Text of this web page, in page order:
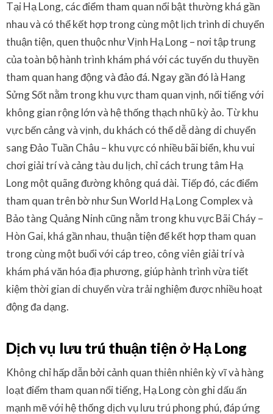
Tại Hạ Long, các điểm tham quan nổi bật thường khá gần
nhau và có thể kết hợp trong cùng một lịch trình di chuyển
thuận tiện, quen thuộc như Vịnh Hạ Long – nơi tập trung
của toàn bộ hành trình khám phá với các tuyến du thuyền
tham quan hang động và đảo đá. Ngay gần đó là Hang
Sửng Sốt nằm trong khu vực tham quan vịnh, nổi tiếng với
không gian rộng lớn và hệ thống thạch nhũ kỳ ảo. Từ khu
vực bến cảng và vịnh, du khách có thể dễ dàng di chuyển
sang Đảo Tuần Châu – khu vực có nhiều bãi biển, khu vui
chơi giải trí và cảng tàu du lịch, chỉ cách trung tâm Hạ
Long một quãng đường không quá dài. Tiếp đó, các điểm
tham quan trên bờ như Sun World Hạ Long Complex và
Bảo tàng Quảng Ninh cũng nằm trong khu vực Bãi Cháy –
Hòn Gai, khá gần nhau, thuận tiện để kết hợp tham quan
trong cùng một buổi với cáp treo, công viên giải trí và
khám phá văn hóa địa phương, giúp hành trình vừa tiết
kiệm thời gian di chuyển vừa trải nghiệm được nhiều hoạt
động đa dạng.
Dịch vụ lưu trú thuận tiện ở Hạ Long
Không chỉ hấp dẫn bởi cảnh quan thiên nhiên kỳ vĩ và hàng
loạt điểm tham quan nổi tiếng, Hạ Long còn ghi dấu ấn
mạnh mẽ với hệ thống dịch vụ lưu trú phong phú, đáp ứng